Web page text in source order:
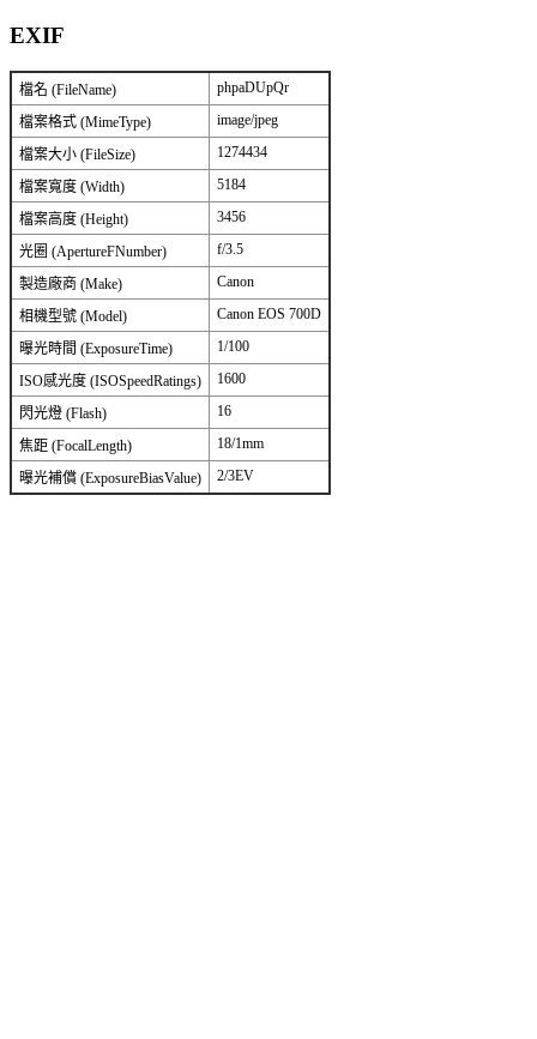
EXIF
檔名 (FileName) phpaDUpQr
檔案格式 (MimeType) image/jpeg
檔案大小 (FileSize) 1274434
檔案寬度 (Width) 5184
檔案高度 (Height) 3456
光圈 (ApertureFNumber) f/3.5
製造廠商 (Make) Canon
相機型號 (Model) Canon EOS 700D
曝光時間 (ExposureTime) 1/100
ISO感光度 (ISOSpeedRatings) 1600
閃光燈 (Flash) 16
焦距 (FocalLength) 18/1mm
曝光補償 (ExposureBiasValue) 2/3EV